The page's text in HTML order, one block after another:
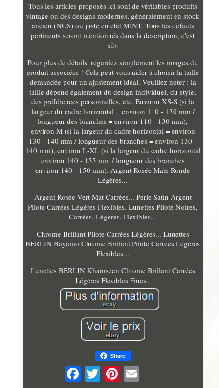
Tous les articles proposés ici sont de véritables produits
vintage ou des designs modernes, généralement en stock
ancien (NOS) ou juste en état MINT. Tous les défauts
pertinents seront mentionnés dans la description, c'est
sûr.
Pour plus de détails, regardez simplement les images du
produit associées ! Cela peut vous aider à choisir la taille
demandée pour un ajustement idéal. Veuillez noter : la
taille dépend également du design individuel, du style,
des préférences personnelles, etc. Environ XS-S (si la
largeur du cadre horizontal = environ 110 - 130 mm /
longueur des branches = environ 110 - 130 mm),
environ M (si la largeur du cadre horizontal = environ
130 - 140 mm / longueur des branches = environ 130 -
140 mm), environ L-XL (si la largeur du cadre horizontal
= environ 140 - 155 mm / longueur des branches =
environ 140 - 150 mm). Argent Rosée Mate Ronde
Légères...
Argent Rosée Vert Mat Carrées... Perle Satin Argent
Pilote Carrées Légères Flexibles. Lunettes Pilote Noires,
Carrées, Légères, Flexibles...
Chrome Brillant Pilote Carrées Légères... Lunettes
BERLIN Bayamo Chrome Brillant Pilote Carrées Légères
Flexibles...
Lunettes BERLIN Khamseen Chrome Brillant Carrées
Légères Flexibles Fines..
Share